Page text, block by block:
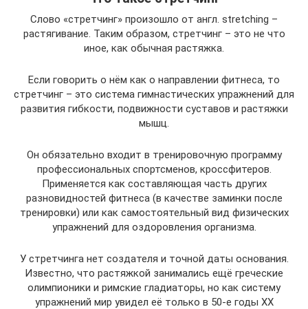
Слово «стретчинг» произошло от англ. stretching –
растягивание. Таким образом, стретчинг – это не что
иное, как обычная растяжка.
Если говорить о нём как о направлении фитнеса, то
стретчинг – это система гимнастических упражнений для
развития гибкости, подвижности суставов и растяжки
мышц.
Он обязательно входит в тренировочную программу
профессиональных спортсменов, кроссфитеров.
Применяется как составляющая часть других
разновидностей фитнеса (в качестве заминки после
тренировки) или как самостоятельный вид физических
упражнений для оздоровления организма.
У стретчинга нет создателя и точной даты основания.
Известно, что растяжкой занимались ещё греческие
олимпионики и римские гладиаторы, но как систему
упражнений мир увидел её только в 50-е годы XX